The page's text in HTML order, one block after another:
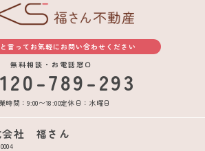
言ってお気軽にお問い合わせください
無料相談・お電話窓口
789-293
時間：9:00〜18:00定休日：水曜日
会社 福さん